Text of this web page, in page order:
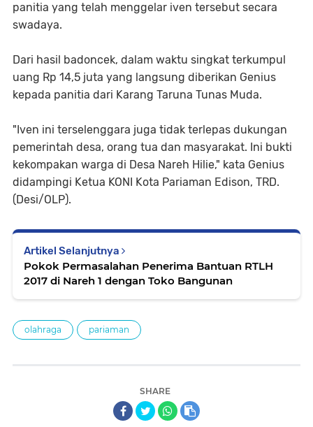
panitia yang telah menggelar iven tersebut secara
swadaya.
Dari hasil badoncek, dalam waktu singkat terkumpul
uang Rp 14,5 juta yang langsung diberikan Genius
kepada panitia dari Karang Taruna Tunas Muda.
"Iven ini terselenggara juga tidak terlepas dukungan
pemerintah desa, orang tua dan masyarakat. Ini bukti
kekompakan warga di Desa Nareh Hilie," kata Genius
didampingi Ketua KONI Kota Pariaman Edison, TRD.
(Desi/OLP).
Artikel Selanjutnya
Pokok Permasalahan Penerima Bantuan RTLH
2017 di Nareh 1 dengan Toko Bangunan
olahraga pariaman
SHARE